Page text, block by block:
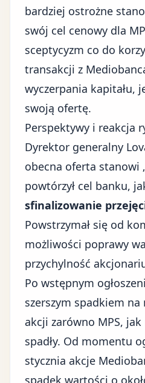
bardziej ostrożne
swój cel cenowy dla
sceptycyzm co do
transakcji z
wyczerpania kapitału,
swoją ofertę.
Perspektywy i reakcja
Dyrektor generalny
obecna oferta stanowi
powtórzył cel banku,
sfinalizowanie
Powstrzymał się od
możliwości poprawy
przychylność
Po wstępnym
szerszym spadkiem na
akcji zarówno MPS,
spadły. Od momentu
stycznia akcje
spadek wartości o